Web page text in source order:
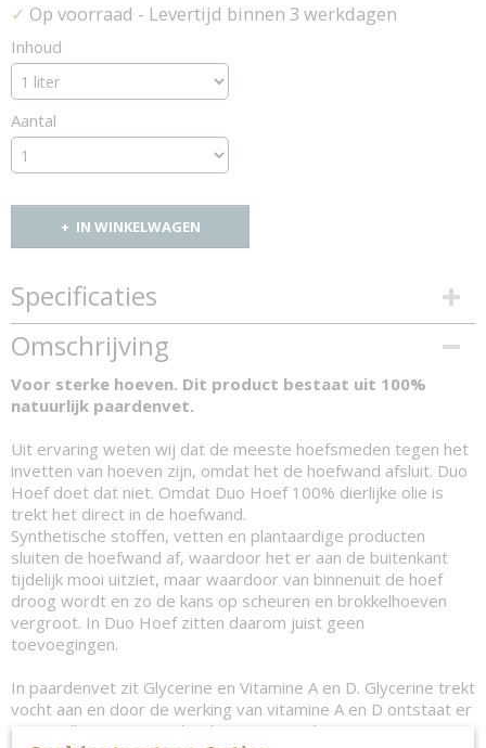
✓ Op voorraad - Levertijd binnen 3 werkdagen
Inhoud
Aantal
IN WINKELWAGEN
Specificaties
Productcode
459-3428
Omschrijving
Voor sterke hoeven. Dit product bestaat uit 100%
natuurlijk paardenvet.
Uit ervaring weten wij dat de meeste hoefsmeden tegen het
invetten van hoeven zijn, omdat het de hoefwand afsluit. Duo
Hoef doet dat niet. Omdat Duo Hoef 100% dierlijke olie is
trekt het direct in de hoefwand.
Synthetische stoffen, vetten en plantaardige producten
sluiten de hoefwand af, waardoor het er aan de buitenkant
tijdelijk mooi uitziet, maar waardoor van binnenuit de hoef
droog wordt en zo de kans op scheuren en brokkelhoeven
vergroot. In Duo Hoef zitten daarom juist geen
toevoegingen.
In paardenvet zit Glycerine en Vitamine A en D. Glycerine trekt
vocht aan en door de werking van vitamine A en D ontstaat er
een snellere groei van het hoorn en een betere structuur van